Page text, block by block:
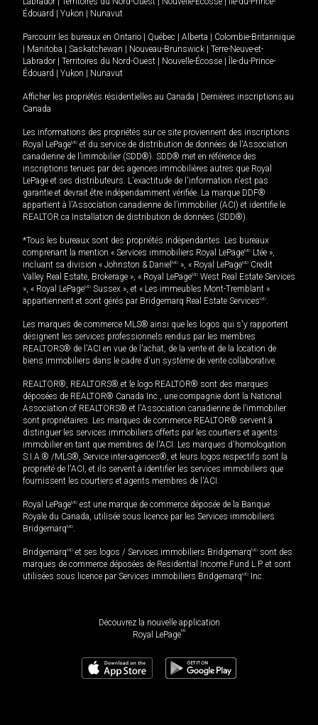
Édouard
Yukon Nunavut
Parcourir les bureaux en Ontario Québec Alberta
Colombie-Britannique
Manitoba Saskatchewan Nouveau-Brunswick
Terre-Neuve-et-
Labrador
Territoires du Nord-Ouest Nouvelle-Écosse
Île-du-Prince-
Édouard
Yukon Nunavut
Afficher les propriétés résidentielles au Canada
Dernières inscriptions au
Canada
Les informations des propriétés sur ce site proviennent des inscriptions
Royal LePageMD et du service de distribution de données de l'Association
canadienne de l’immobilier (SDD®). SDD® met en référence des
inscriptions tenues par des agences immobilières autres que Royal
LePage et ses distributeurs. L'exactitude de l'information n'est pas
garantie et devrait être indépendamment vérifiée. La marque DDF®
appartient à l'Association canadienne de l’immobilier (ACI) et identifie le
REALTOR.ca Installation de distribution de données (SDD®).
*Tous les bureaux sont des propriétés indépendantes. Les bureaux
comprenant la mention « Services immobiliers Royal LePageMD Ltée »,
incluant sa division « Johnston & Daniel MD », « Royal LePageMD Credit
Valley Real Estate, Brokerage », « Royal LePageMD West Real Estate Services
», « Royal LePageMD Sussex », et « Les immeubles Mont-Tremblant »
appartiennent et sont gérés par Bridgemarq Real Estate ServicesMD.
Les marques de commerce MLS® ainsi que les logos qui s'y rapportent
désignent les services professionnels rendus par les membres
REALTORS® de l'ACI en vue de l'achat, de la vente et de la location de
biens immobiliers dans le cadre d'un système de vente collaborative.
REALTOR®, REALTORS® et le logo REALTOR® sont des marques
déposées de REALTOR® Canada Inc., une compagnie dont la National
Association of REALTORS® et l'Association canadienne de l’immobilier
sont propriétaires. Les marques de commerce REALTOR® servent à
distinguer les services immobiliers offerts par les courtiers et agents
immobilier en tant que membres de l'ACI. Les marques d'homologation
S.I.A.® /MLS®, Service inter-agences®, et leurs logos respectifs sont la
propriété de l'ACI, et ils servent à identifier les services immobiliers que
fournissent les courtiers et agents membres de l'ACI.
Royal LePageMD est une marque de commerce déposée de la Banque
Royale du Canada, utilisée sous licence par les Services immobiliers
BridgemarqMD.
BridgemarqMD et ses logos / Services immobiliers BridgemarqMD sont des
marques de commerce déposées de Residential Income Fund L.P. et sont
utilisées sous licence par Services immobiliers BridgemarqMD Inc.
Découvrez la nouvelle application
Royal LePageMD